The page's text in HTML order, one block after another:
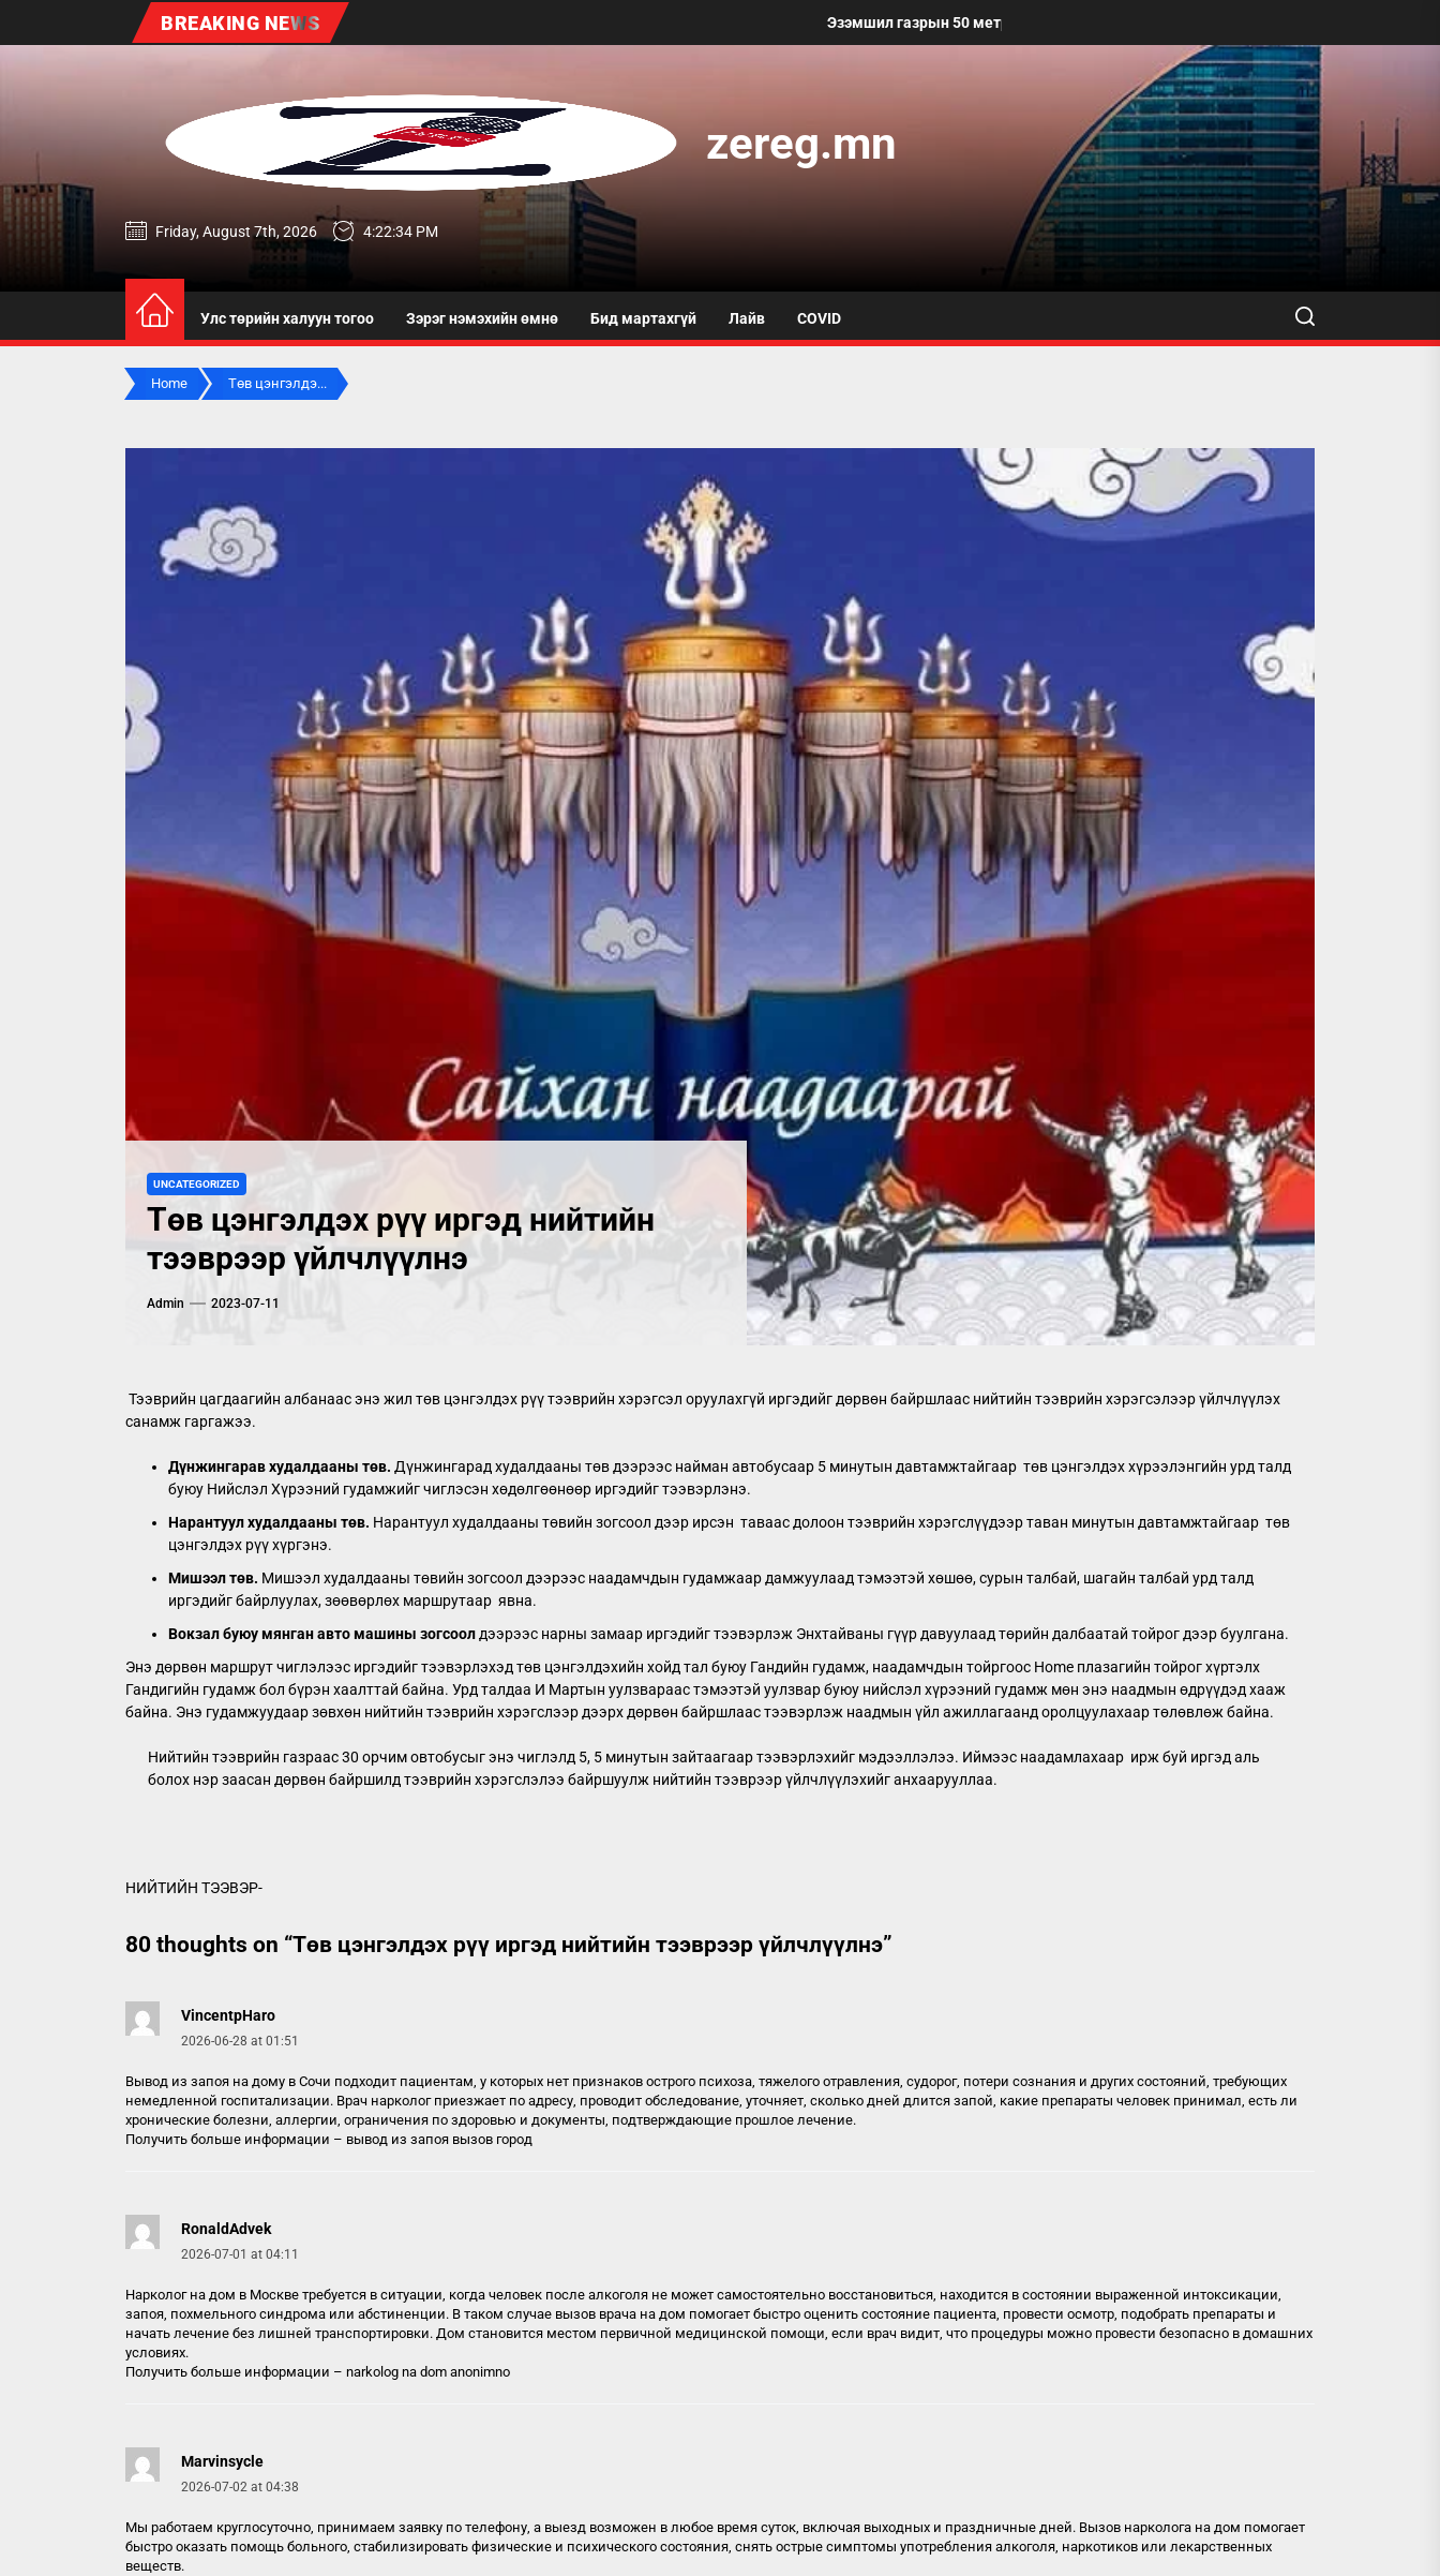
BREAKING NEWS Эзэмшил газрын 50 метр хүртэлх талбайг угааж, өнгө үзэмжийг сайжруулахыг уриалжээ
zereg.mn
zereg.mn
Friday, August 7th, 2026 4:22:35 PM
Улс төрийн халуун тогоо Зэрэг нэмэхийн өмнө Бид мартахгүй Лайв COVID
Home Төв цэнгэлдэ...
UNCATEGORIZED
Төв цэнгэлдэх рүү иргэд нийтийн
тээврээр үйлчлүүлнэ
Admin 2023-07-11
Тээврийн цагдаагийн албанаас энэ жил төв цэнгэлдэх рүү тээврийн хэрэгсэл оруулахгүй иргэдийг дөрвөн байршлаас нийтийн тээврийн хэрэгсэлээр үйлчлүүлэх
санамж гаргажээ.
Дүнжингарав худалдааны төв. Дүнжингарад худалдааны төв дээрээс найман автобусаар 5 минутын давтамжтайгаар төв цэнгэлдэх хүрээлэнгийн урд талд
буюу Нийслэл Хүрээний гудамжийг чиглэсэн хөдөлгөөнөөр иргэдийг тээвэрлэнэ.
Нарантуул худалдааны төв. Нарантуул худалдааны төвийн зогсоол дээр ирсэн таваас долоон тээврийн хэрэгслүүдээр таван минутын давтамжтайгаар төв
цэнгэлдэх рүү хүргэнэ.
Мишээл төв. Мишээл худалдааны төвийн зогсоол дээрээс наадамчдын гудамжаар дамжуулаад тэмээтэй хөшөө, сурын талбай, шагайн талбай урд талд
иргэдийг байрлуулах, зөөвөрлөх маршрутаар явна.
Вокзал буюу мянган авто машины зогсоол дээрээс нарны замаар иргэдийг тээвэрлэж Энхтайваны гүүр давуулаад төрийн далбаатай тойрог дээр буулгана.
Энэ дөрвөн маршрут чиглэлээс иргэдийг тээвэрлэхэд төв цэнгэлдэхийн хойд тал буюу Гандийн гудамж, наадамчдын тойргоос Home плазагийн тойрог хүртэлх
Гандигийн гудамж бол бүрэн хаалттай байна. Урд талдаа И Мартын уулзвараас тэмээтэй уулзвар буюу нийслэл хүрээний гудамж мөн энэ наадмын өдрүүдэд хааж
байна. Энэ гудамжуудаар зөвхөн нийтийн тээврийн хэрэгслээр дээрх дөрвөн байршлаас тээвэрлэж наадмын үйл ажиллагаанд оролцуулахаар төлөвлөж байна.
Нийтийн тээврийн газраас 30 орчим овтобусыг энэ чиглэлд 5, 5 минутын зайтаагаар тээвэрлэхийг мэдээллэлээ. Иймээс наадамлахаар ирж буй иргэд аль
болох нэр заасан дөрвөн байршилд тээврийн хэрэгслэлээ байршуулж нийтийн тээврээр үйлчлүүлэхийг анхаарууллаа.
НИЙТИЙН ТЭЭВЭР-
80 thoughts on “Төв цэнгэлдэх рүү иргэд нийтийн тээврээр үйлчлүүлнэ”
VincentpHaro
2026-06-28 at 01:51
Вывод из запоя на дому в Сочи подходит пациентам, у которых нет признаков острого психоза, тяжелого отравления, судорог, потери сознания и других состояний, требующих
немедленной госпитализации. Врач нарколог приезжает по адресу, проводит обследование, уточняет, сколько дней длится запой, какие препараты человек принимал, есть ли
хронические болезни, аллергии, ограничения по здоровью и документы, подтверждающие прошлое лечение.
Получить больше информации – вывод из запоя вызов город
RonaldAdvek
2026-07-01 at 04:11
Нарколог на дом в Москве требуется в ситуации, когда человек после алкоголя не может самостоятельно восстановиться, находится в состоянии выраженной интоксикации,
запоя, похмельного синдрома или абстиненции. В таком случае вызов врача на дом помогает быстро оценить состояние пациента, провести осмотр, подобрать препараты и
начать лечение без лишней транспортировки. Дом становится местом первичной медицинской помощи, если врач видит, что процедуры можно провести безопасно в домашних
условиях.
Получить больше информации – narkolog na dom anonimno
Marvinsycle
2026-07-02 at 04:38
Мы работаем круглосуточно, принимаем заявку по телефону, а выезд возможен в любое время суток, включая выходных и праздничные дней. Вызов нарколога на дом помогает
быстро оказать помощь больного, стабилизировать физические и психического состояния, снять острые симптомы употребления алкоголя, наркотиков или лекарственных
веществ.